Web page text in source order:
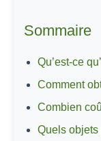
Sommaire
Qu’est-ce
Comment
Combien
Quels objets